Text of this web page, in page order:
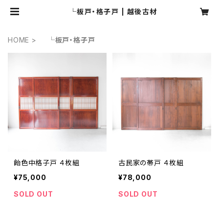
└板戸・格子戸 | 越後古材
HOME └板戸・格子戸
飴色中格子戸 ４枚組
¥75,000
SOLD OUT
古民家の帯戸 ４枚組
¥78,000
SOLD OUT